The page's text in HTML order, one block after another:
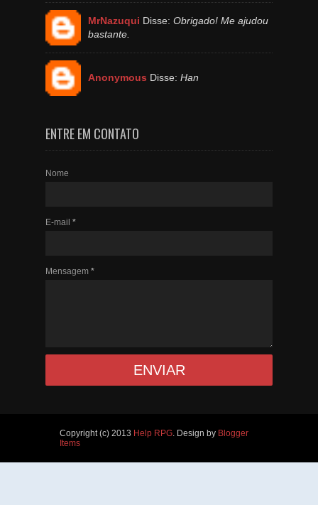
MrNazuqui Disse: Obrigado! Me ajudou
bastante.
Anonymous Disse: Han
ENTRE EM CONTATO
Nome
E-mail *
Mensagem *
Copyright (c) 2013 Help RPG . Design by Blogger
Items